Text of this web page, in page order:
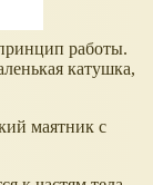
работы.
катушка,
маятник с